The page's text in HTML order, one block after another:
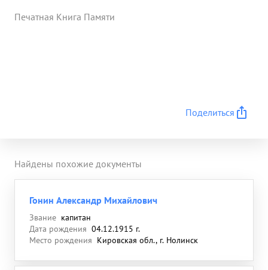
Печатная Книга Памяти
Поделиться
Найдены похожие документы
Гонин Александр Михайлович
Звание капитан
Дата рождения 04.12.1915 г.
Место рождения Кировская обл., г. Нолинск